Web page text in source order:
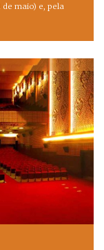
maio) e, pela